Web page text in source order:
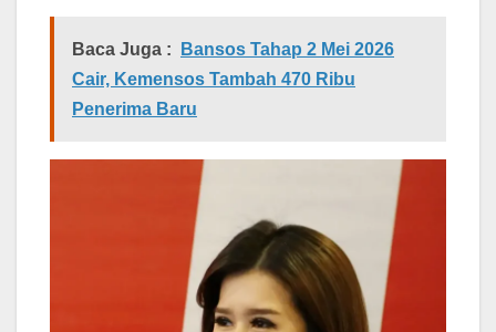
Baca Juga :
Bansos Tahap 2 Mei 2026
Cair, Kemensos Tambah 470 Ribu
Penerima Baru